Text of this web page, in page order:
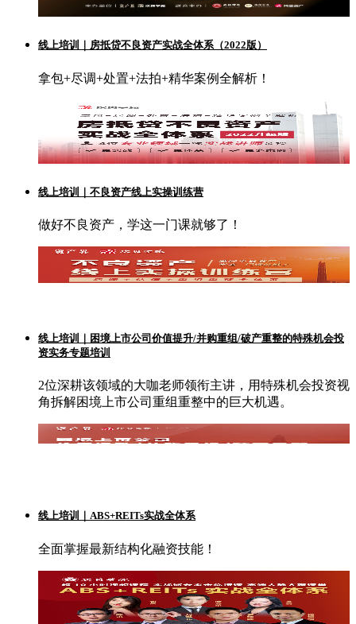
线上培训｜房抵贷不良资产实战全体系（2022版）
拿包+尽调+处置+法拍+精华案例全解析！
线上培训｜不良资产线上实操训练营
做好不良资产，学这一门课就够了！
线上培训｜困境上市公司价值提升/并购重组/破产重整的特殊机会投
资实务专题培训
2位深耕该领域的大咖老师领衔主讲，用特殊机会投资视
角拆解困境上市公司重组重整中的巨大机遇。
线上培训｜ABS+REITs实战全体系
全面掌握最新结构化融资技能！